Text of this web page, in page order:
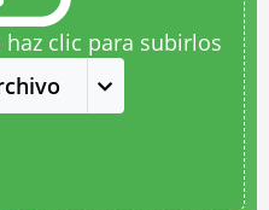
clic para subirlos